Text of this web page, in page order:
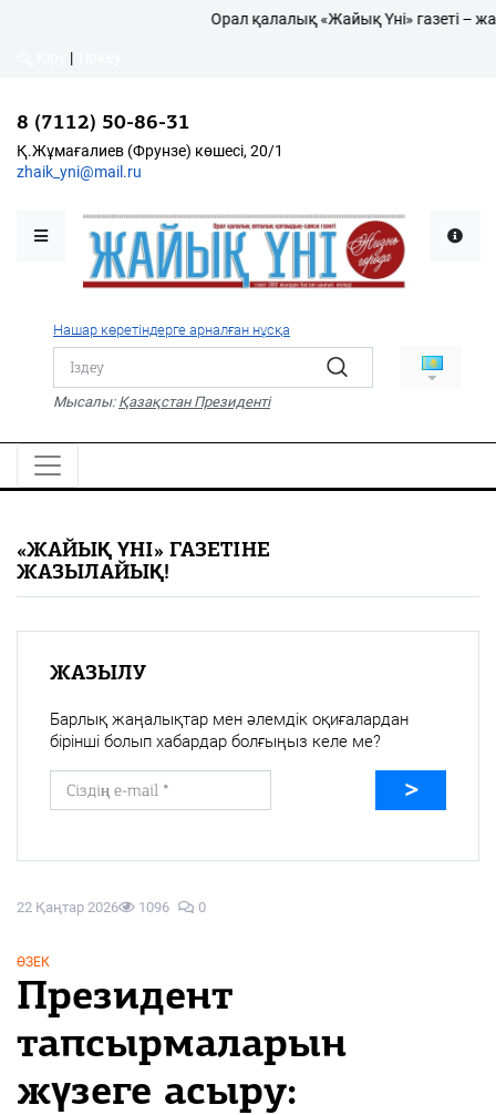
Қалалықтар қаперіне
Қоғам
Дені сау ұлт
Спорт
Жалын
PDF
«Жайық үні» — 33 жыл
Каталог
Қ.Жұмағалиев (Фрунзе)
Орал қалалық «Жайық Үні» газеті –
|
8 (7112) 50-86-31
Қ.Жұмағалиев (Фрунзе) көшесі, 20/1
zhaik_yni@mail.ru
Нашар көретіндерге арналған нұсқа
Мысалы: Қазақстан Президенті
22 Қаңтар 2026 1096 0
ӨЗЕК
Президент
тапсырмаларын
жүзеге асыру:
«ЖАЙЫҚ ҮНІ» ГАЗЕТІНЕ
ЖАЗЫЛАЙЫҚ!
ЖАЗЫЛУ
Барлық жаңалықтар мен әлемдік оқиғалардан
бірінші болып хабардар болғыңыз келе ме?